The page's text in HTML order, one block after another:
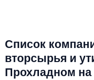
Список
вторсырья и
Прохладном на